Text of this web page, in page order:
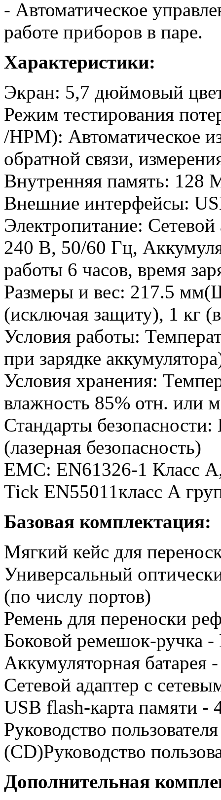
- Автоматическое
работе приборов в паре.
Характеристики:
Экран: 5,7 дюймовый
Режим тестирования
/HPM): Автоматическое
обратной связи,
Внутренняя память: 128
Внешние интерфейсы:
Электропитание:
240 В, 50/60 Гц,
работы 6 часов, время
Размеры и вес: 217.5
(исключая защиту), 1 кг
Условия работы:
при зарядке
Условия хранения:
влажность 85% отн. или
Стандарты
(лазерная безопасность)
ЕМС: EN61326-1 Класс
Tick EN55011класс А
Базовая комплектация:
Мягкий кейс для
Универсальный
(по числу портов)
Ремень для переноски
Боковой ремешок-ручка -
Аккумуляторная батарея
Сетевой адаптер с
USB flash-карта памяти -
Руководство
(CD)Руководство
Дополнительная